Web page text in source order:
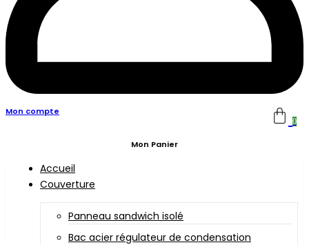
Mon compte
0
Mon Panier
Accueil
Couverture
Panneau sandwich isolé
Bac acier régulateur de condensation